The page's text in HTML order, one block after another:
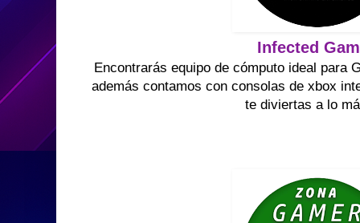
Infected
Encontrarás equipo de cómputo ideal para
además contamos con consolas de xbox
te diviertas a lo